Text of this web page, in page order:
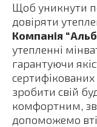
Щоб уникнути
довіряти
Компанія
утепленні
гарантуючи
зробити свій
комфортним,
допоможемо